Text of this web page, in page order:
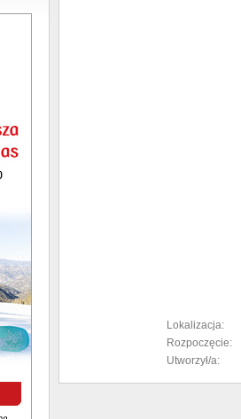
Lokalizacja:
Rozpoczęcie:
Utworzył/a: